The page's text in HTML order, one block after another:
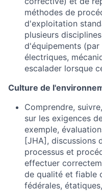
méthodes de
d'exploitation
plusieurs
d'équipements
électriques,
escalader lorsque
Culture de
Comprendre,
sur les exigences
exemple,
[JHA], discussions
processus et
effectuer
de qualité et fiable
fédérales,